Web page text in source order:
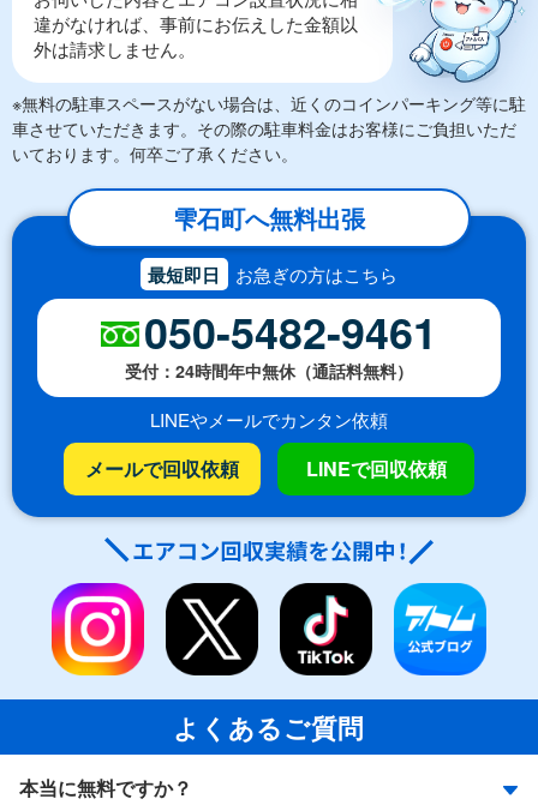
違がなければ、事前にお伝えした金額以
外は請求しません。
※無料の駐車スペースがない場合は、近くのコインパーキング等に駐
車させていただきます。その際の駐車料金はお客様にご負担いただ
いております。何卒ご了承ください。
雫石町へ無料出張
最短即日 お急ぎの方はこちら
050-5482-9461
受付：24時間年中無休（通話料無料）
LINEやメールでカンタン依頼
メールで回収依頼 LINEで回収依頼
よくあるご質問
本当に無料ですか？